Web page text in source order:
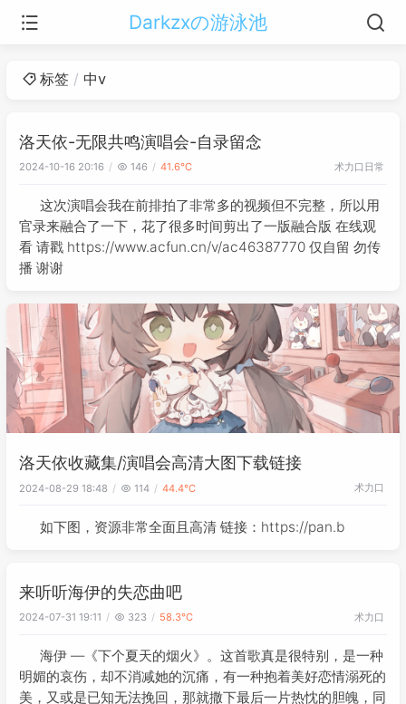
Darkzxの游泳池
标签 中v
洛天依-无限共鸣演唱会-自录留念
2024-10-16 20:16 146 41.6℃ 术力口 日常
这次演唱会我在前排拍了非常多的视频但不完整，所以用
官录来融合了一下，花了很多时间剪出了一版融合版 在线观
看 请戳 https://www.acfun.cn/v/ac46387770 仅自留 勿传
播 谢谢
洛天依收藏集/演唱会高清大图下载链接
2024-08-29 18:48 114 44.4℃ 术力口
如下图，资源非常全面且高清 链接：https://pan.b
来听听海伊的失恋曲吧
2024-07-31 19:11 323 58.3℃ 术力口
海伊 —《下个夏天的烟火》。这首歌真是很特别，是一种
明媚的哀伤，却不消减她的沉痛，有一种抱着美好恋情溺死的
美，又或是已知无法挽回，那就撒下最后一片热忱的胆魄，同